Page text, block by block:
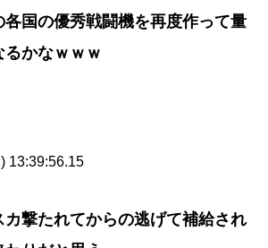
各国の優秀戦闘機を再度作って量
かなｗｗｗ
13:39:56.15
撃たれてからの逃げて補給され